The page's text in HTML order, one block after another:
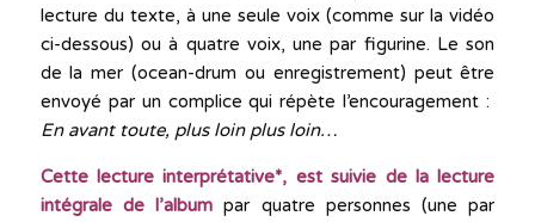
lecture du texte, à une seule voix (comme sur la vidéo
ci-dessous) ou à quatre voix, une par figurine. Le son
de la mer (ocean-drum ou enregistrement) peut être
envoyé par un complice qui répète l’encouragement :
En avant toute, plus loin plus loin…
Cette lecture interprétative*, est suivie de la lecture
intégrale de l’albumpar quatre personnes (une par